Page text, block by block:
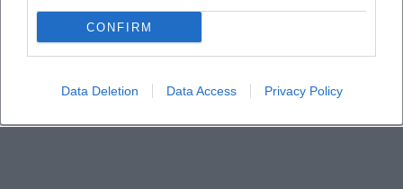
CONFIRM
Data Deletion Data Access Privacy Policy